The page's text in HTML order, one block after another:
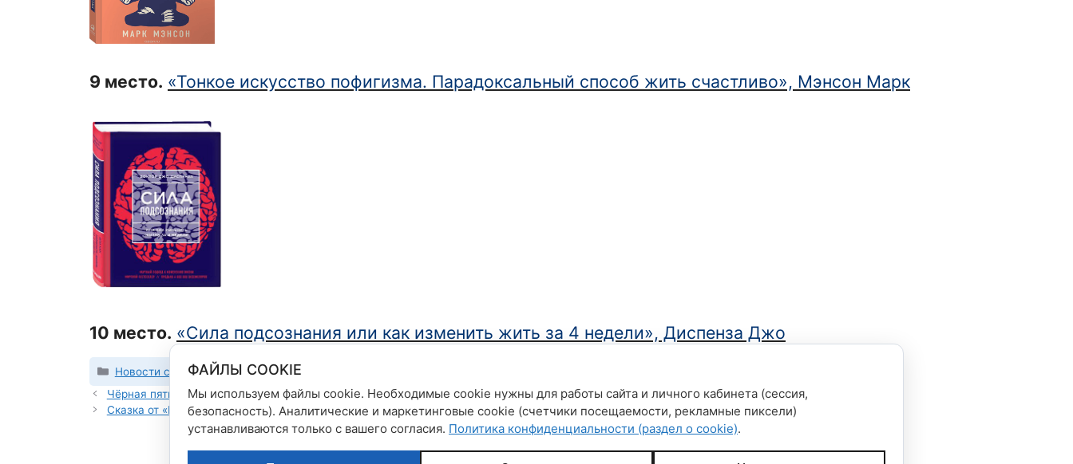
9 место. «Тонкое искусство пофигизма. Парадоксальный способ жить счастливо», Мэнсон Марк
10 место. «Сила подсознания или как изменить жить за 4 недели», Диспенза Джо
Рубрики
Новости сети магазинов
Чёрная пятница 23, 24 и 25 ноября!
Сказка от «БАСТЫ»
ФАЙЛЫ COOKIE
Мы используем файлы cookie. Необходимые cookie нужны для работы сайта и личного кабинета (сессия,
безопасность). Аналитические и маркетинговые cookie (счетчики посещаемости, рекламные пиксели)
устанавливаются только с вашего согласия. Политика конфиденциальности (раздел о cookie).